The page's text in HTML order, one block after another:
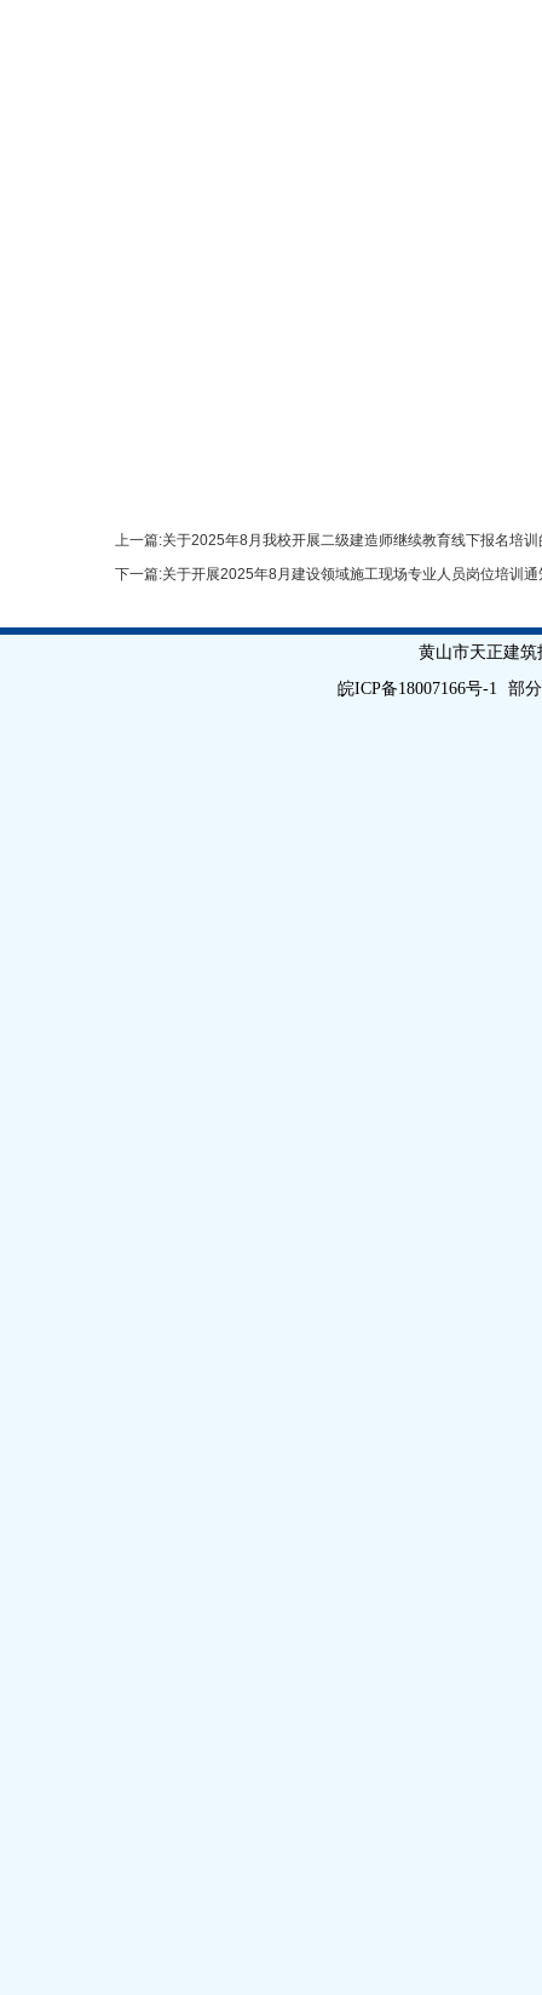
上一篇:关于2025年8月我校开展二级建造师继续教育线下报名培训
下一篇:关于开展2025年8月建设领域施工现场专业人员岗位培训通
黄山市天正建筑
皖ICP备18007166号-1
部